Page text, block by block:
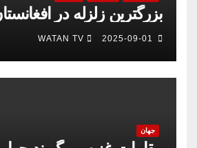
بزرگترین زلزله در
2025-09-01
WATAN TV
جهان